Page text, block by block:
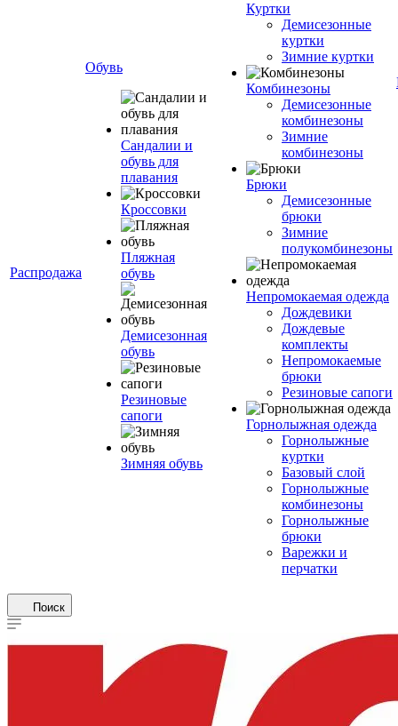
Распродажа
Обувь
Сандалии и
обувь для
плавания
Кроссовки
Пляжная
обувь
Демисезонная
обувь
Резиновые
сапоги
Зимняя обувь
Куртки
Демисезонные
куртки
Зимние куртки
Комбинезоны
Демисезонные
комбинезоны
Зимние
комбинезоны
Брюки
Демисезонные
брюки
Зимние
полукомбинезоны
Непромокаемая одежда
Дождевики
Дождевые
комплекты
Непромокаемые
брюки
Резиновые сапоги
Горнолыжная одежда
Горнолыжные
куртки
Базовый слой
Горнолыжные
комбинезоны
Горнолыжные
брюки
Варежки и
перчатки
Поиск